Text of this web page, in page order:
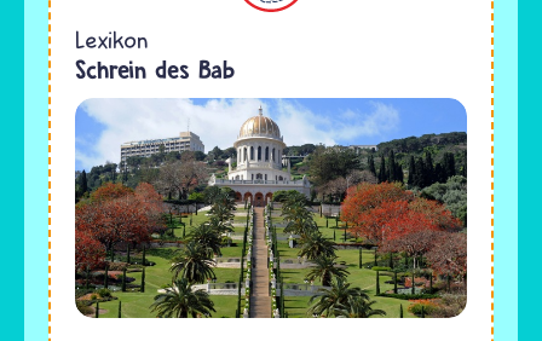
Lexikon
Schrein des Bab